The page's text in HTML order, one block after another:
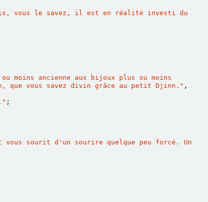
vous le savez, il est en réalité investi du
moins ancienne aux bijoux plus ou moins
que vous savez divin grâce au petit Djinn." ,
;
vous sourit d'un sourire quelque peu forcé. Un